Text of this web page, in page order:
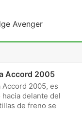
Avenger
Accord 2005
2005, es
delante del
de freno se